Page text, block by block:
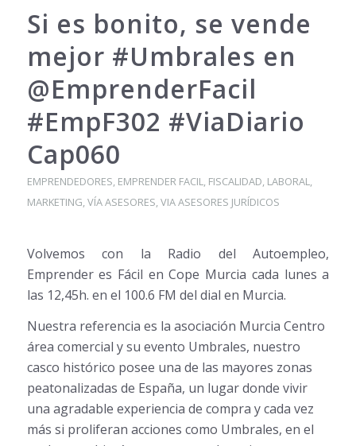
Si es bonito, se vende
mejor #Umbrales en
@EmprenderFacil
#EmpF302 #ViaDiario
Cap060
EMPRENDEDORES, EMPRENDER FACIL, FISCALIDAD, LABORAL,
MARKETING,VÍA ASESORES,VIA ASESORES JURÍDICOS
Volvemos con la Radio del Autoempleo,
Emprender es Fácil en Cope Murcia cada lunes a
las 12,45h. en el 100.6 FM del dial en Murcia.
Nuestra referencia es la asociación Murcia Centro
área comercial y su evento Umbrales, nuestro
casco histórico posee una de las mayores zonas
peatonalizadas de España, un lugar donde vivir
una agradable experiencia de compra y cada vez
más si proliferan acciones como Umbrales, en el